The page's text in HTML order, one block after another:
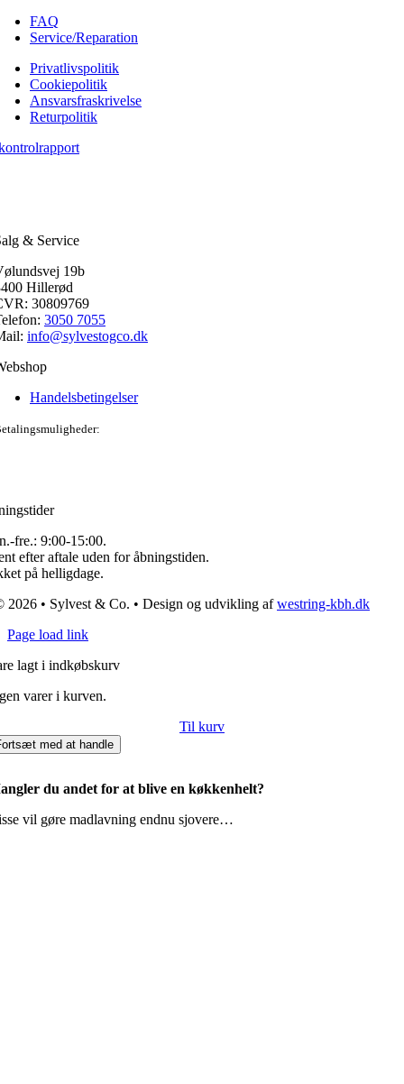
FAQ
Service/Reparation
Privatlivspolitik
Cookiepolitik
Ansvarsfraskrivelse
Returpolitik
& Service
19b
Hillerød
30809769
3050 7055
info@sylvestogco.dk
Handelsbetingelser
fre.: 9:00-15:00.
efter aftale uden for åbningstiden.
på helligdage.
2026 • Sylvest & Co. • Design og udvikling afwestring-kbh.dk
Page load link
lagt i indkøbskurv
varer i kurven.
Til kurv
med at handle
du andet for at blive en køkkenhelt?
vil gøre madlavning endnu sjovere…